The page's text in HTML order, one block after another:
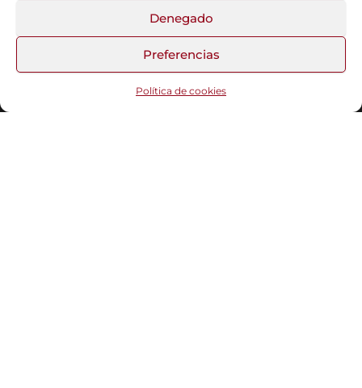
Denegado
Preferencias
Política de cookies
Fotos del Blog
Funciona gracias aWordPress |Tema:Head Blog